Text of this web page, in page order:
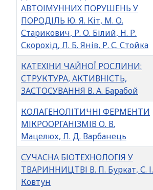
АВТОІМУННИХ ПОРУШЕНЬ У
ПОРОДІЛЬ Ю. Я. Кіт, М. О.
Старикович, Р. О. Білий, Н. Р.
Скорохід, Л. Б. Янів, Р. С. Стойка
КАТЕХІНИ ЧАЙНОЇ РОСЛИНИ:
СТРУКТУРА, АКТИВНІСТЬ,
ЗАСТОСУВАННЯ В. А. Барабой
КОЛАГЕНОЛІТИЧНІ ФЕРМЕНТИ
МІКРООРГАНІЗМІВ О. В.
Мацелюх, Л. Д. Варбанець
СУЧАСНА БІОТЕХНОЛОГІЯ У
ТВАРИННИЦТВІ В. П. Буркат, С. І.
Ковтун